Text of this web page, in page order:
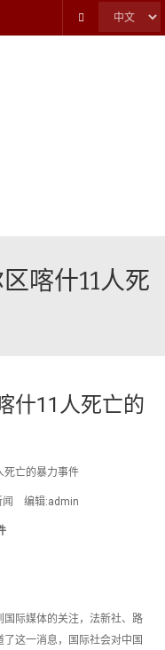
喀什11人死
什11人死亡的
死亡的暴力事件
闻 编辑:admin
际媒体的关注，法新社、路
这一消息，国际社会对中国